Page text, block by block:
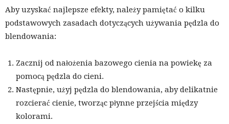
Aby uzyskać najlepsze efekty, należy pamiętać o kilku
podstawowych zasadach dotyczących używania pędzla do
blendowania:
Zacznij od nałożenia bazowego cienia na powiekę za
pomocą pędzla do cieni.
Następnie, użyj pędzla do blendowania, aby delikatnie
rozcierać cienie, tworząc płynne przejścia między
kolorami.